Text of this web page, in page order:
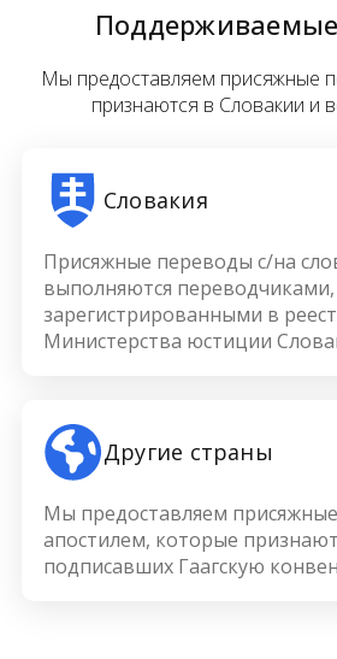
Мы предоставляем присяжные
признаются в Словакии и
Словакия
Присяжные переводы с/на
выполняются переводчиками,
зарегистрированными в
Министерства юстиции
Другие страны
Мы предоставляем
апостилем, которые
подписавших Гаагскую